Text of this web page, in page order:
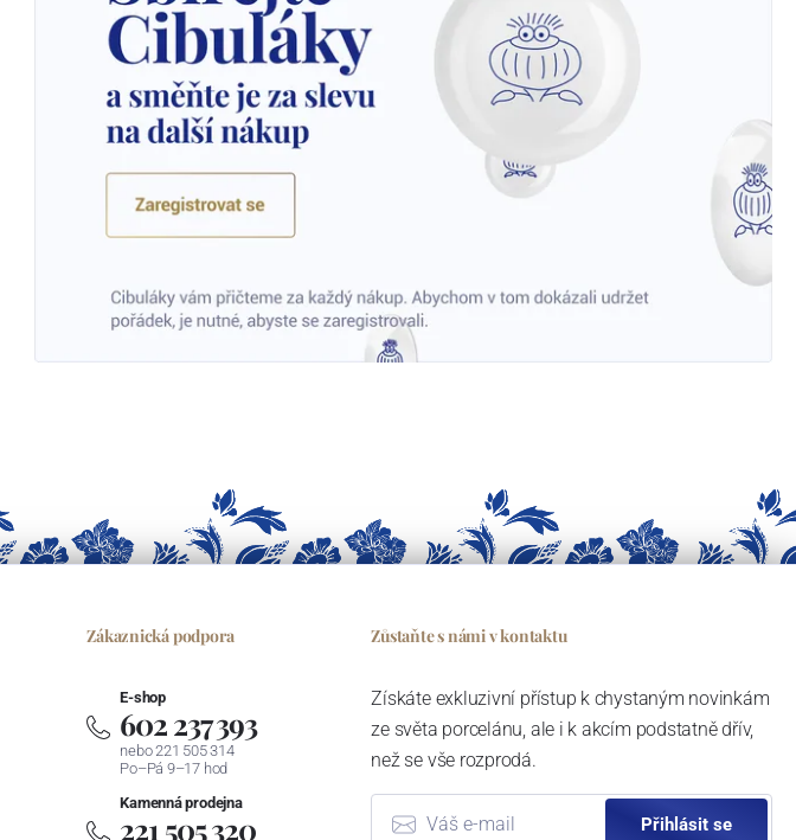
Zákaznická podpora
E-shop
602 237 393
nebo 221 505 314
Po–Pá 9–17 hod
Kamenná prodejna
221 505 320
Zůstaňte s námi v kontaktu
Získáte exkluzivní přístup k chystaným novinkám
ze světa porcelánu, ale i k akcím podstatně dřív,
než se vše rozprodá.
Přihlásit se